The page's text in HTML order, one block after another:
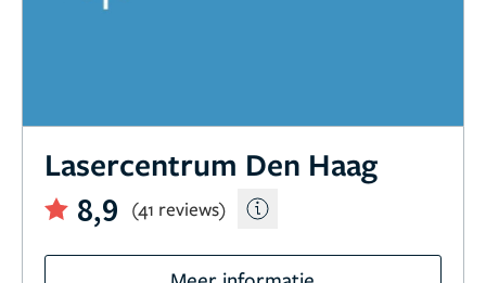
Lasercentrum Den Haag
8,9
(41 reviews)